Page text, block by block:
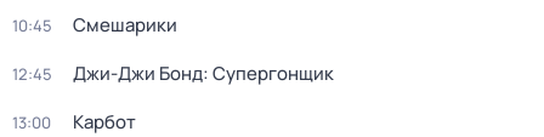
10:45 Смешарики
12:45 Джи-Джи Бонд: Супергонщик
13:00 Карбот